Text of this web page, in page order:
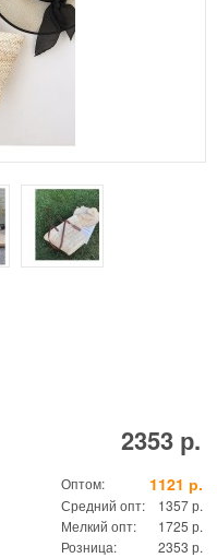
2353 р.
Оптом: 1121 р.
Средний опт:
1357 р.
Мелкий опт:
1725 р.
Розница:
2353 р.